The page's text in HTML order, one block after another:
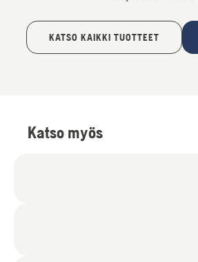
KATSO KAIKKI TUOTTEET
Katso myös